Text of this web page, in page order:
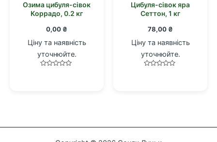
Озима цибуля-сівок
Коррадо, 0.2 кг
0,00 ₴
Ціну та наявність
уточнюйте.
Цибуля-сівок яра
Сеттон, 1 кг
78,00 ₴
Ціну та наявність
уточнюйте.